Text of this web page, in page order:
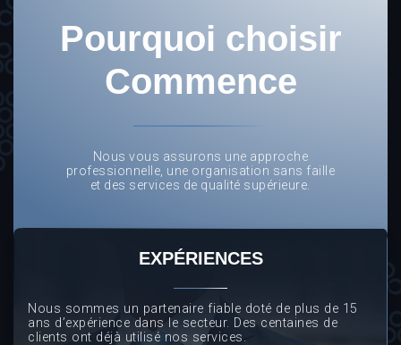
Pourquoi choisir
Commence
Nous vous assurons une approche
professionnelle, une organisation sans faille
et des services de qualité supérieure.
EXPÉRIENCES
Nous sommes un partenaire fiable doté de plus de 15
ans d’expérience dans le secteur. Des centaines de
clients ont déjà utilisé nos services.